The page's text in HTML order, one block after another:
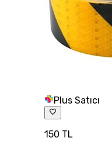
Plus Satıcı
150 TL